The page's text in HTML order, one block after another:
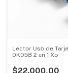
Lector Usb de
DK05B 2 en 1 Xo
$22.000,00